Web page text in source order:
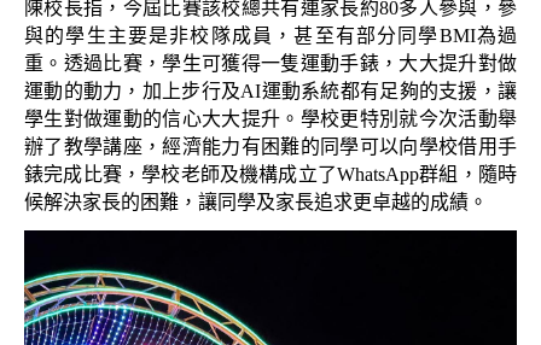
陳校長指，今屆比賽該校總共有連家長約80多人參與，參
與的學生主要是非校隊成員，甚至有部分同學BMI為過
重。透過比賽，學生可獲得一隻運動手錶，大大提升對做
運動的動力，加上步行及AI運動系統都有足夠的支援，讓
學生對做運動的信心大大提升。學校更特別就今次活動舉
辦了教學講座，經濟能力有困難的同學可以向學校借用手
錶完成比賽，學校老師及機構成立了WhatsApp群組，隨時
候解決家長的困難，讓同學及家長追求更卓越的成績。